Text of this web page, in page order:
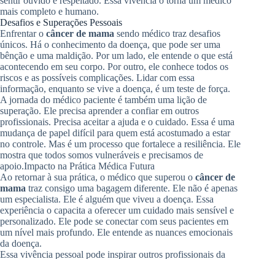
mais completo e humano.
Desafios e Superações Pessoais
Enfrentar o câncer de mama sendo médico traz desafios
únicos. Há o conhecimento da doença, que pode ser uma
bênção e uma maldição. Por um lado, ele entende o que está
acontecendo em seu corpo. Por outro, ele conhece todos os
riscos e as possíveis complicações. Lidar com essa
informação, enquanto se vive a doença, é um teste de força.
A jornada do médico paciente é também uma lição de
superação. Ele precisa aprender a confiar em outros
profissionais. Precisa aceitar a ajuda e o cuidado. Essa é uma
mudança de papel difícil para quem está acostumado a estar
no controle. Mas é um processo que fortalece a resiliência. Ele
mostra que todos somos vulneráveis e precisamos de
apoio.Impacto na Prática Médica Futura
Ao retornar à sua prática, o médico que superou o câncer de
mama traz consigo uma bagagem diferente. Ele não é apenas
um especialista. Ele é alguém que viveu a doença. Essa
experiência o capacita a oferecer um cuidado mais sensível e
personalizado. Ele pode se conectar com seus pacientes em
um nível mais profundo. Ele entende as nuances emocionais
da doença.
Essa vivência pessoal pode inspirar outros profissionais da